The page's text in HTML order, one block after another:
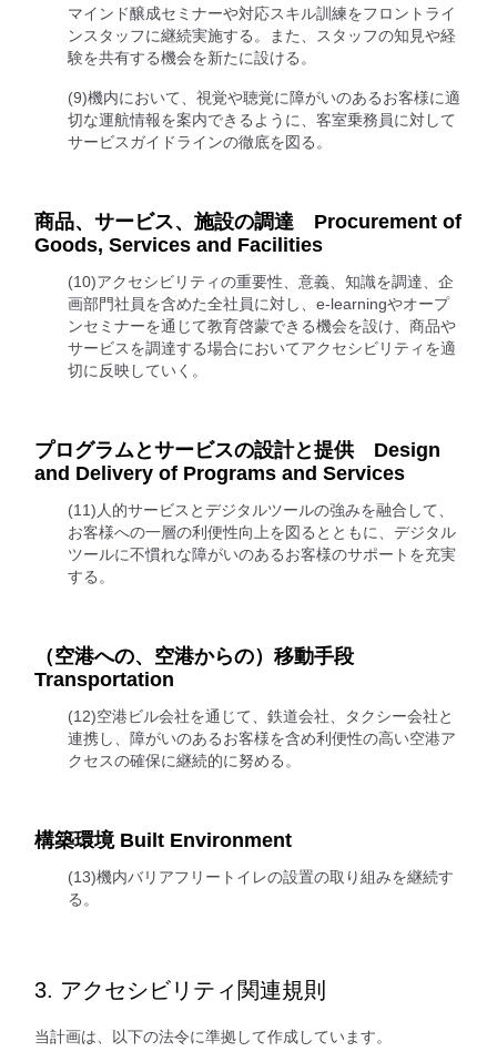
マインド醸成セミナーや対応スキル訓練をフロントライ
ンスタッフに継続実施する。また、スタッフの知見や経
験を共有する機会を新たに設ける。
(9)機内において、視覚や聴覚に障がいのあるお客様に適
切な運航情報を案内できるように、客室乗務員に対して
サービスガイドラインの徹底を図る。
商品、サービス、施設の調達 Procurement of
Goods, Services and Facilities
(10)アクセシビリティの重要性、意義、知識を調達、企
画部門社員を含めた全社員に対し、e-learningやオープ
ンセミナーを通じて教育啓蒙できる機会を設け、商品や
サービスを調達する場合においてアクセシビリティを適
切に反映していく。
プログラムとサービスの設計と提供 Design
and Delivery of Programs and Services
(11)人的サービスとデジタルツールの強みを融合して、
お客様への一層の利便性向上を図るとともに、デジタル
ツールに不慣れな障がいのあるお客様のサポートを充実
する。
（空港への、空港からの）移動手段
Transportation
(12)空港ビル会社を通じて、鉄道会社、タクシー会社と
連携し、障がいのあるお客様を含め利便性の高い空港ア
クセスの確保に継続的に努める。
構築環境 Built Environment
(13)機内バリアフリートイレの設置の取り組みを継続す
る。
3. アクセシビリティ関連規則
当計画は、以下の法令に準拠して作成しています。